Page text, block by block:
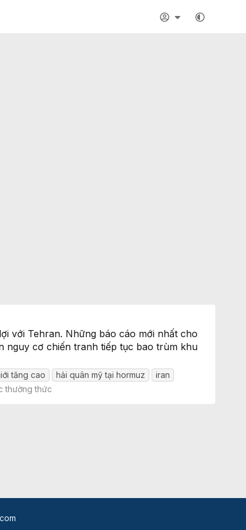
với Tehran. Những báo cáo mới nhất cho
nguy cơ chiến tranh tiếp tục bao trùm khu
tăng cao hải quân mỹ tại hormuz
iran
thường thức